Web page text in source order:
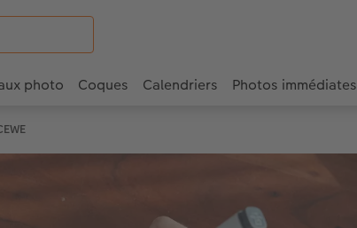
photo Coques Calendriers Photos immédiates